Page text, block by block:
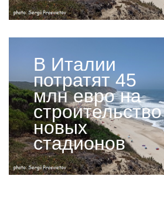
В Италии
потратят 45
млн евро на
строительство
новых
стадионов